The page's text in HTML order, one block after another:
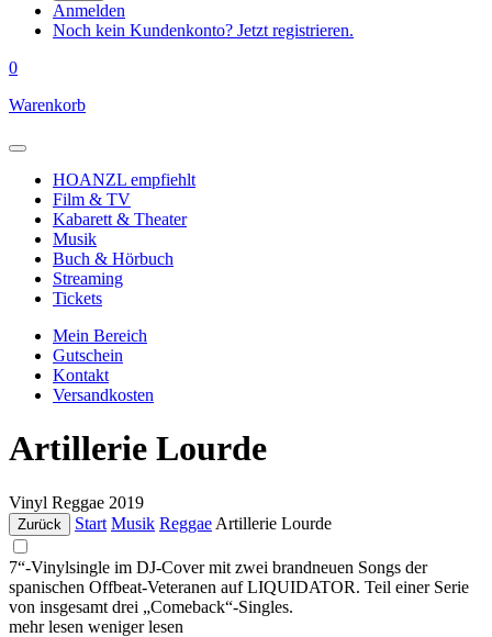
Anmelden
Noch kein Kundenkonto? Jetzt registrieren.
0
Warenkorb
HOANZL empfiehlt
Film & TV
Kabarett & Theater
Musik
Buch & Hörbuch
Streaming
Tickets
Mein Bereich
Gutschein
Kontakt
Versandkosten
Artillerie Lourde
Vinyl Reggae 2019
Zurück Start Musik Reggae Artillerie Lourde
7“-Vinylsingle im DJ-Cover mit zwei brandneuen Songs der
spanischen Offbeat-Veteranen auf LIQUIDATOR. Teil einer Serie
von insgesamt drei „Comeback“-Singles.
mehr lesen weniger lesen